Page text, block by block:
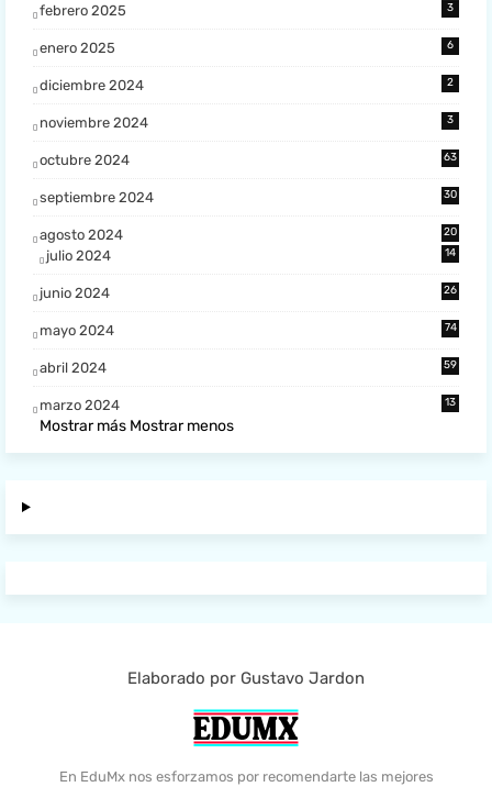
febrero 2025 3
enero 2025 6
diciembre 2024 2
noviembre 2024 3
octubre 2024 63
septiembre 2024 30
agosto 2024 20
julio 2024 14
junio 2024 26
mayo 2024 74
abril 2024 59
marzo 2024 13
Mostrar más Mostrar menos
Elaborado por Gustavo Jardon
En EduMx nos esforzamos por recomendarte las mejores